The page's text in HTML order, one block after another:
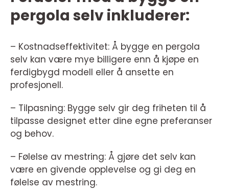
pergola selv inkluderer:
– Kostnadseffektivitet: Å bygge en pergola
selv kan være mye billigere enn å kjøpe en
ferdigbygd modell eller å ansette en
profesjonell.
– Tilpasning: Bygge selv gir deg friheten til å
tilpasse designet etter dine egne preferanser
og behov.
– Følelse av mestring: Å gjøre det selv kan
være en givende opplevelse og gi deg en
følelse av mestring.